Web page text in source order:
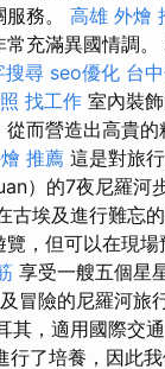
務。 高雄 外燴
充滿異國情調
搜尋 seo優化 台
找工作 室內裝
而營造出高貴的
推薦 這是對旅
）的7夜尼羅河
古埃及進行難忘的
，但可以在現場
享受一艘五個星
冒險的尼羅河旅
其，適用國際交
了培養，因此